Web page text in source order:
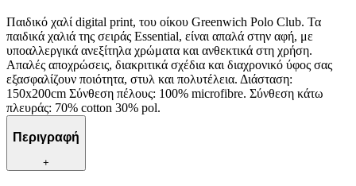
Παιδικό χαλί digital print, του οίκου Greenwich Polo Club. Τα
παιδικά χαλιά της σειράς Essential, είναι απαλά στην αφή, με
υποαλλεργικά ανεξίτηλα χρώματα και ανθεκτικά στη χρήση.
Απαλές αποχρώσεις, διακριτικά σχέδια και διαχρονικό ύφος σας
εξασφαλίζουν ποιότητα, στυλ και πολυτέλεια. Διάσταση:
150x200cm Σύνθεση πέλους: 100% microfibre. Σύνθεση κάτω
πλευράς: 70% cotton 30% pol.
Περιγραφή
+